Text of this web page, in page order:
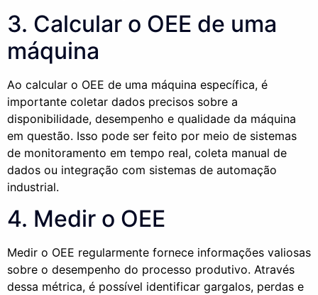
3. Calcular o OEE de uma
máquina
Ao calcular o OEE de uma máquina específica, é
importante coletar dados precisos sobre a
disponibilidade, desempenho e qualidade da máquina
em questão. Isso pode ser feito por meio de sistemas
de monitoramento em tempo real, coleta manual de
dados ou integração com sistemas de automação
industrial.
4. Medir o OEE
Medir o OEE regularmente fornece informações valiosas
sobre o desempenho do processo produtivo. Através
dessa métrica, é possível identificar gargalos, perdas e